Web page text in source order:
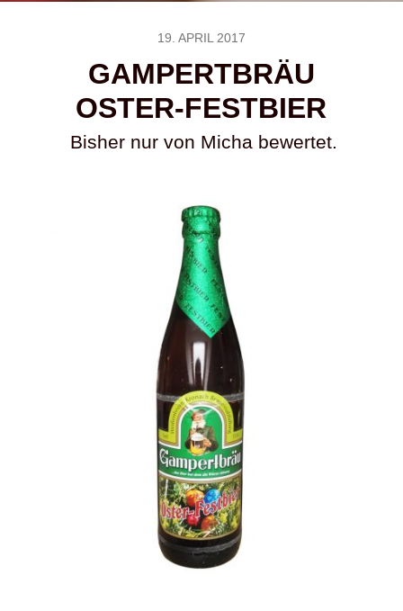
19. APRIL 2017
GAMPERTBRÄU
OSTER-FESTBIER
Bisher nur von Micha bewertet.